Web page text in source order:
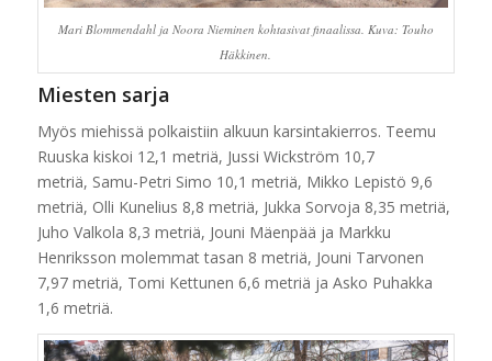
Mari Blommendahl ja Noora Nieminen kohtasivat finaalissa. Kuva: Touho
Häkkinen.
Miesten sarja
Myös miehissä polkaistiin alkuun karsintakierros. Teemu
Ruuska kiskoi 12,1 metriä, Jussi Wickström 10,7
metriä, Samu-Petri Simo 10,1 metriä, Mikko Lepistö 9,6
metriä, Olli Kunelius 8,8 metriä, Jukka Sorvoja 8,35 metriä,
Juho Valkola 8,3 metriä, Jouni Mäenpää ja Markku
Henriksson molemmat tasan 8 metriä, Jouni Tarvonen
7,97 metriä, Tomi Kettunen 6,6 metriä ja Asko Puhakka
1,6 metriä.